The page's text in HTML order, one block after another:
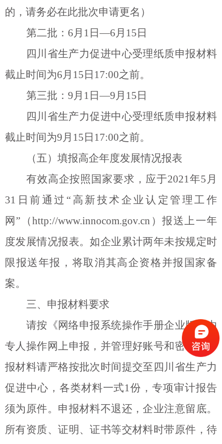
的，请务必在此批次申请更名）
第二批： 6月 1 日—6月 15 日
四川省生产力促进中心受理纸质申报材料
截止时间为6月 15 日 17:00之前。
第三批： 9月 1 日—9月 15 日
四川省生产力促进中心受理纸质申报材料
截止时间为9月 15 日 17:00之前。
（五）填报高企年度发展情况报表
有效高企按照国家要求，应于2021年5 月
31 日前通过 “高新技术企业认定管理工作
网 ” （http://www.innocom.gov.cn ）报送上一年
度发展情况报表。如企业累计两年未按规定时
限报送年报，将取消其高企资格并报国家备
案。
三、申报材料要求
请按《网络申报系统操作手册企业版》由
专人操作网上申报，并管理好账号和密码。申
报材料请严格按批次时间提交至四川省生产力
促进中心，各类材料一式1份，专项审计报告
须为原件。申报材料不退还，企业注意留底。
所有资质、证明、证书等交材料时带原件，待